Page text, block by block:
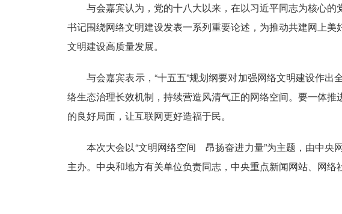
与会嘉宾认为，党的十八大以来，在以习近平同志为核心的
书记围绕网络文明建设发表一系列重要论述，为推动共建网上
文明建设高质量发展。
与会嘉宾表示，“十五五”规划纲要对加强网络文明建设作出
络生态治理长效机制，持续营造风清气正的网络空间。要一体
的良好局面，让互联网更好造福于民。
本次大会以“文明网络空间 昂扬奋进力量”为主题，由中央
主办。中央和地方有关单位负责同志，中央重点新闻网站、网